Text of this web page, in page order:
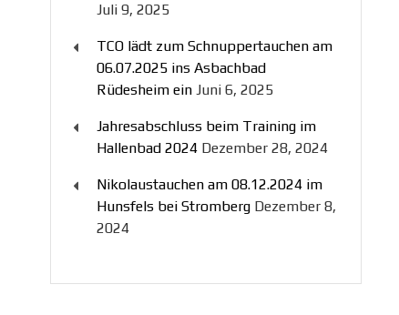
Juli 9, 2025
TCO lädt zum Schnuppertauchen am
06.07.2025 ins Asbachbad
Rüdesheim ein Juni 6, 2025
Jahresabschluss beim Training im
Hallenbad 2024 Dezember 28, 2024
Nikolaustauchen am 08.12.2024 im
Hunsfels bei Stromberg Dezember 8,
2024